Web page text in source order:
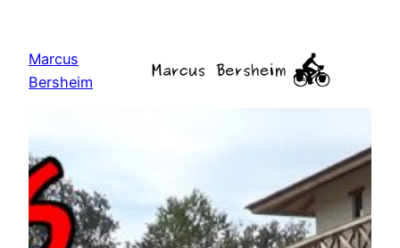
springen
Marcus
Bersheim